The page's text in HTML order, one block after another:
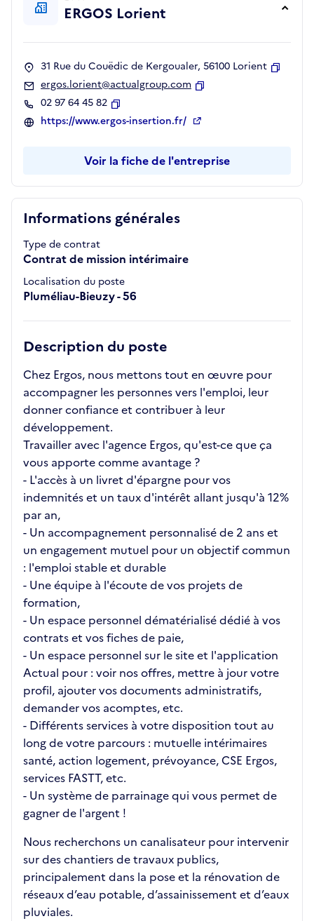
Informations générales
Type de contrat
Contrat de mission intérimaire
Localisation du poste
Pluméliau-Bieuzy - 56
Description du poste
Chez Ergos, nous mettons tout en œuvre pour
accompagner les personnes vers l'emploi, leur
donner confiance et contribuer à leur
développement.
Travailler avec l'agence Ergos, qu'est-ce que ça
vous apporte comme avantage ?
- L'accès à un livret d'épargne pour vos
indemnités et un taux d'intérêt allant jusqu'à 12%
par an,
- Un accompagnement personnalisé de 2 ans et
un engagement mutuel pour un objectif commun
: l'emploi stable et durable
- Une équipe à l'écoute de vos projets de
formation,
- Un espace personnel dématérialisé dédié à vos
contrats et vos fiches de paie,
- Un espace personnel sur le site et l'application
Actual pour : voir nos offres, mettre à jour votre
profil, ajouter vos documents administratifs,
demander vos acomptes, etc.
- Différents services à votre disposition tout au
long de votre parcours : mutuelle intérimaires
santé, action logement, prévoyance, CSE Ergos,
services FASTT, etc.
- Un système de parrainage qui vous permet de
gagner de l'argent !
Nous recherchons un canalisateur pour intervenir
sur des chantiers de travaux publics,
principalement dans la pose et la rénovation de
réseaux d’eau potable, d’assainissement et d’eaux
pluviales.
ERGOS Lorient
31 Rue du Couëdic de Kergoualer, 56100 Lorient
ergos.lorient@actualgroup.com
02 97 64 45 82
Copier
https://www.ergos-insertion.fr/
Voir la fiche de l'entreprise